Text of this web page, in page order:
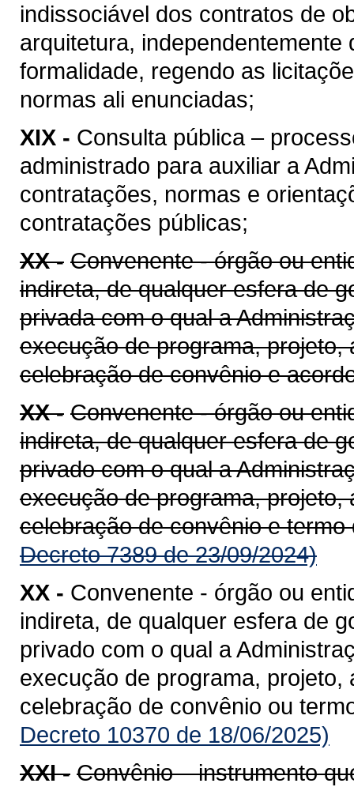
indissociável dos contratos de
arquitetura,
formalidade, regendo as
normas ali enunciadas;
XIX - Consulta pública –
administrado para auxiliar a
contratações, normas e
contratações públicas;
XX - Convenente - órgão ou
indireta, de qualquer esfera de
privada com o qual a
execução de programa,
celebração de convênio e
XX - Convenente - órgão ou
indireta, de qualquer esfera de
privado com o qual a
execução de programa,
celebração de convênio e
Decreto 7389 de 23/09/2024)
XX - Convenente - órgão ou
indireta, de qualquer esfera de
privado com o qual a
execução de programa,
celebração de convênio ou
Decreto 10370 de 18/06/2025)
XXI - Convênio – instrumento